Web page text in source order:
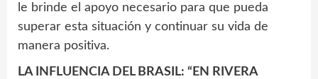
le brinde el apoyo necesario para que pueda
superar esta situación y continuar su vida de
manera positiva.
LA INFLUENCIA DEL BRASIL: “EN RIVERA